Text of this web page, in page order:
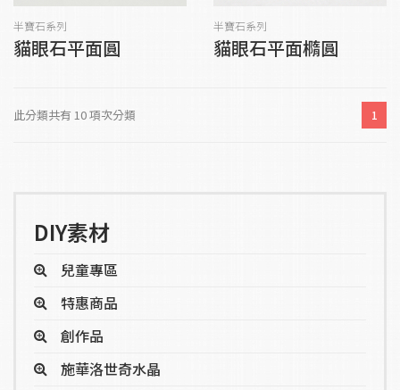
半寶石系列
貓眼石平面圓
半寶石系列
貓眼石平面橢圓
此分類共有 10 項次分類 1
DIY素材
兒童專區
特惠商品
創作品
施華洛世奇水晶